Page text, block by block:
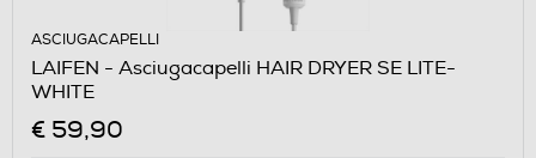
ASCIUGACAPELLI
LAIFEN - Asciugacapelli HAIR DRYER SE LITE-
WHITE
€ 59,90